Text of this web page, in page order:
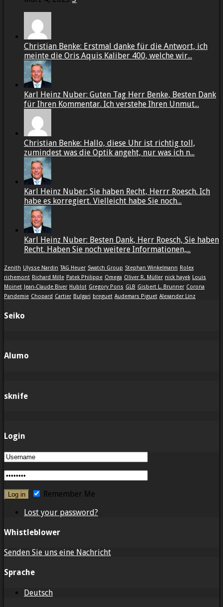
Christian Benke: Erstmal danke für die Antwort, ich
meinte die Oris Aquis Kaliber 400, welche wir...
Karl Heinz Nuber: Guten Tag Herr Benke, Besten Dank
für Ihren Kommentar. Ich verstehe Ihren Unmut...
Christian Benke: Hallo, diese Uhr ist richtig toll,
zumindest was die Optik angeht, nur was ich n...
Karl Heinz Nuber: Sie haben Recht, Herrr Roesch. Ich
habe es korregiert. Vielleicht habe Sie noch...
Karl Heinz Nuber: Besten Dank, Herr Roesch, Sie haben
Recht. Haben Sie noch weitere Informationen,...
Zenith Ulysse Nardin TAG Heuer Swatch Group Stephan Winkelmann Rolex
richemont Richard Mille Patek Philippe Omega Oliver R. Müller nick hayek Louis
Moinet
Jean-Claude Biver Hublot Gregory Pons GLB Gisbert L. Brunner Corona
Pandemie Chopard Cartier Bulgari breguet Audemars Piguet Alexander Linz
Seiko
Alumo
sknife
Login
Remember Me
Lost your password?
Whistleblower
Senden Sie uns eine Nachricht
Sprache
Deutsch